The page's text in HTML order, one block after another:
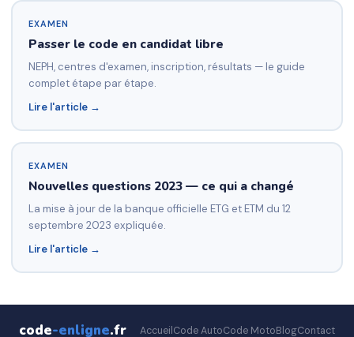
EXAMEN
Passer le code en candidat libre
NEPH, centres d'examen, inscription, résultats — le guide
complet étape par étape.
Lire l'article →
EXAMEN
Nouvelles questions 2023 — ce qui a changé
La mise à jour de la banque officielle ETG et ETM du 12
septembre 2023 expliquée.
Lire l'article →
code-enligne.fr AccueilCode AutoCode MotoBlogContact